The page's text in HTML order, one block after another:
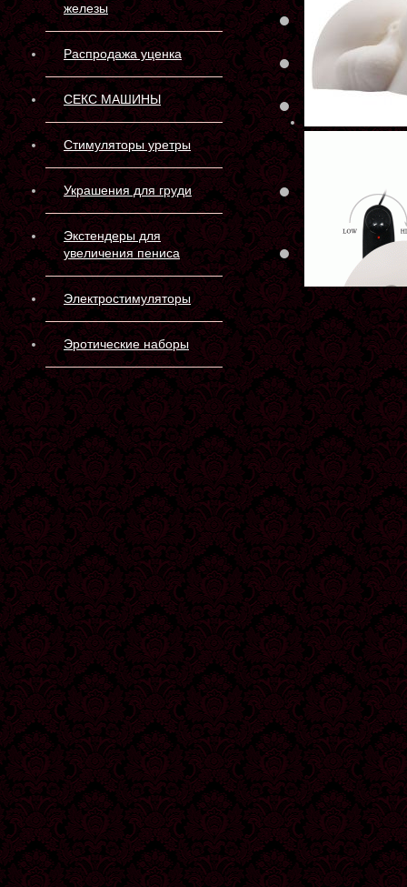
железы
Распродажа уценка
СЕКС МАШИНЫ
Стимуляторы уретры
Украшения для груди
Экстендеры для
увеличения пениса
Электростимуляторы
Эротические наборы
Длина: